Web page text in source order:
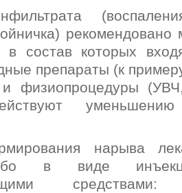
рекомендовано
состав которых
препараты (к
и физиопроцедуры
уменьшению
нарыва
в виде
средствами: